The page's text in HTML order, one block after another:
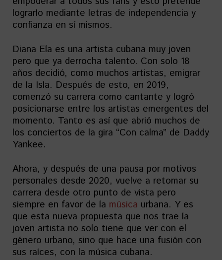
lograrlo mediante letras de independencia y
confianza en sí mismos.
Diana Ela es una artista cubana muy joven
pero que ya derrocha talento. Con solo 18
años decidió, como muchos artistas, emigrar
de la Isla. Después de esto, en 2019,
comenzó su carrera como cantante y logró
posicionarse entre los artistas emergentes del
momento. Tanto es así que abrió muchos de
los conciertos de la gira “Con calma” de Daddy
Yankee.
Ahora, y después de una pausa por motivos
personales desde 2020, vuelve a retomar su
carrera desde otro punto de vista pero
siempre en favor de la música urbana. Y es
que esta nueva propuesta que nos trae la
joven artista no solo tiene que ver con el
género urbano, sino que hace una fusión con
sus raíces, con la música cubana.